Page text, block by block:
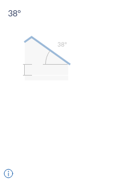
38°
38º